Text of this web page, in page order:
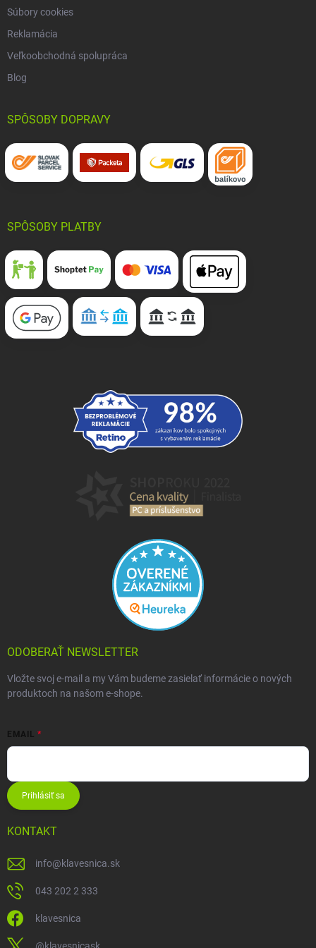
Súbory cookies
Reklamácia
Veľkoobchodná spolupráca
Blog
SPÔSOBY DOPRAVY
SPÔSOBY PLATBY
ODOBERAŤ NEWSLETTER
Vložte svoj e-mail a my Vám budeme zasielať informácie o nových
produktoch na našom e-shope.
EMAIL
Prihlásiť sa
KONTAKT
info@klavesnica.sk
043 202 2 333
klavesnica